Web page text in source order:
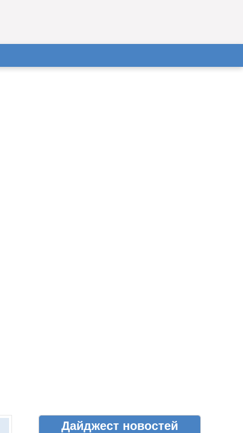
ДАЙДЖЕСТ НОВОСТЕЙДайджест новостей